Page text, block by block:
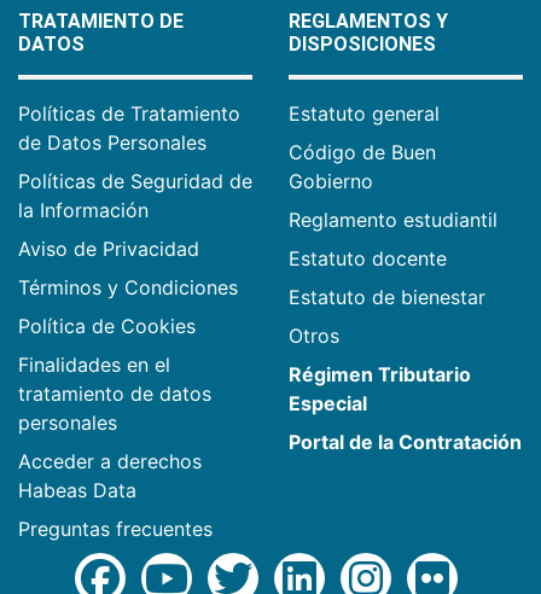
TRATAMIENTO DE
DATOS
Políticas de Tratamiento
de Datos Personales
Políticas de Seguridad de
la Información
Aviso de Privacidad
Términos y Condiciones
Política de Cookies
Finalidades en el
tratamiento de datos
personales
Acceder a derechos
Habeas Data
Preguntas frecuentes
REGLAMENTOS Y
DISPOSICIONES
Estatuto general
Código de Buen
Gobierno
Reglamento estudiantil
Estatuto docente
Estatuto de bienestar
Otros
Régimen Tributario
Especial
Portal de la Contratación